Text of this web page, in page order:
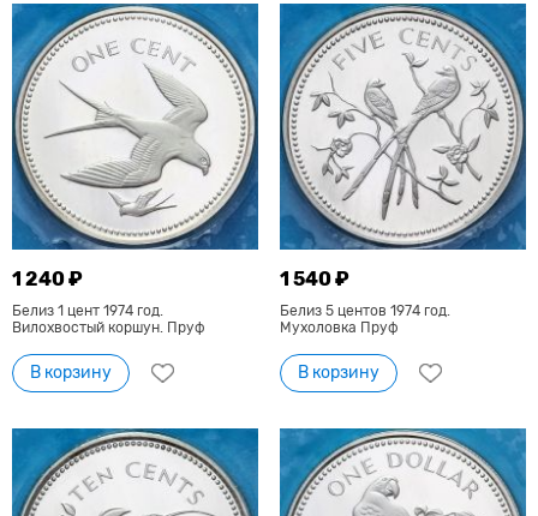
1 240 ₽
Белиз 1 цент 1974 год.
Вилохвостый коршун. Пруф
В корзину
1 540 ₽
Белиз 5 центов 1974 год.
Мухоловка Пруф
В корзину